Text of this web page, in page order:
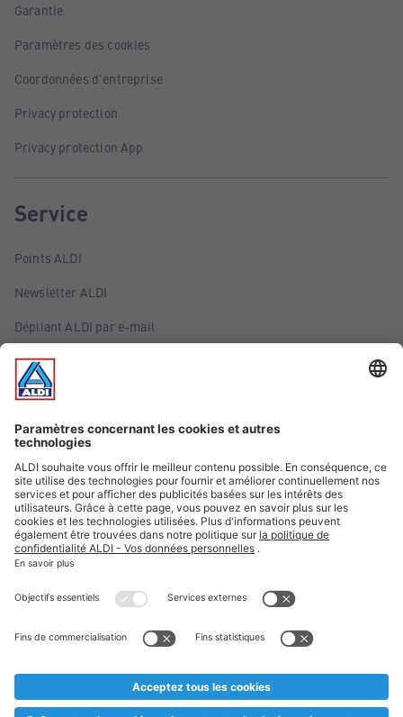
Garantie
Paramètres des cookies
Coordonnées d'entreprise
Privacy protection
Privacy protection App
Service
Points ALDI
Newsletter ALDI
Dépliant ALDI par e-mail
Offres
Infos essentielles
Suivez ALDI Belgique
Textes marqués d'un astérisque et mentions légales
* Nous vendons ces articles temporairement et jusqu'à
au cas où, malgré le planning bien étudié, nous serions
prématurément en rupture de stock. Prix Recupel et TVA incl.
** Sur ce site, l’utilisation de la forme masculine a été adoptée